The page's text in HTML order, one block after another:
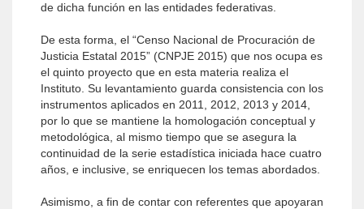
de dicha función en las entidades federativas.
De esta forma, el “Censo Nacional de Procuración de
Justicia Estatal 2015” (CNPJE 2015) que nos ocupa es
el quinto proyecto que en esta materia realiza el
Instituto. Su levantamiento guarda consistencia con los
instrumentos aplicados en 2011, 2012, 2013 y 2014,
por lo que se mantiene la homologación conceptual y
metodológica, al mismo tiempo que se asegura la
continuidad de la serie estadística iniciada hace cuatro
años, e inclusive, se enriquecen los temas abordados.
Asimismo, a fin de contar con referentes que apoyaran